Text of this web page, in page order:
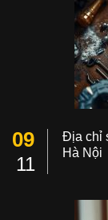
09
11
Địa chỉ
Hà Nội